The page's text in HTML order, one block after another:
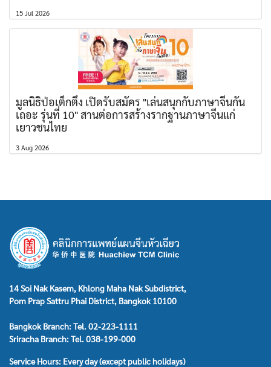
15 Jul 2026
มูลนิธิป่อเต็กตึ๊ง เปิดรับสมัคร "เล่นสนุกกับภาษาจีนกัน
เถอะ รุ่นที่ 10" สานต่อการสร้างรากฐานภาษาจีนแก่
เยาวชนไทย
3 Aug 2026
14 Soi Nak Kasem, Khlong Maha Nak Subdistrict,
Pom Prap Sattru Phai District, Bangkok 10100
Bangkok Branch: Tel. 02-223-1111
Sriracha Branch: Tel. 038-199-000
Service Hours: Every day (except public holidays)